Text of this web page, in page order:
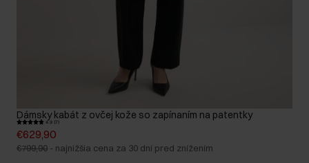
Dámsky kabát z ovčej kože so zapínaním na patentky
4.9 (7)
€629,90
€799,90 - najnižšia cena za 30 dní pred znížením